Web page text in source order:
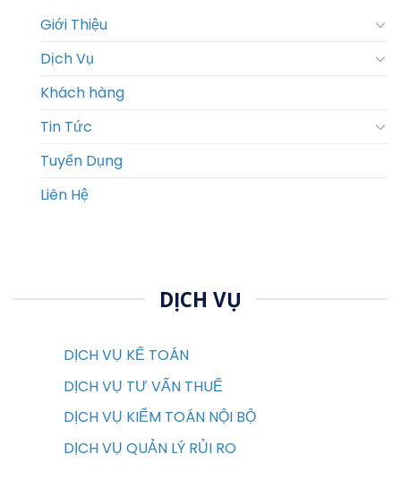
Giới Thiệu
Dịch Vụ
Khách hàng
Tin Tức
Tuyển Dụng
Liên Hệ
DỊCH VỤ
DỊCH VỤ KẾ TOÁN
DỊCH VỤ TƯ VẤN THUẾ
DỊCH VỤ KIỂM TOÁN NỘI BỘ
DỊCH VỤ QUẢN LÝ RỦI RO